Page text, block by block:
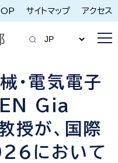
サイトマップ アクセス
・電気電子
Gia
が、国際
において